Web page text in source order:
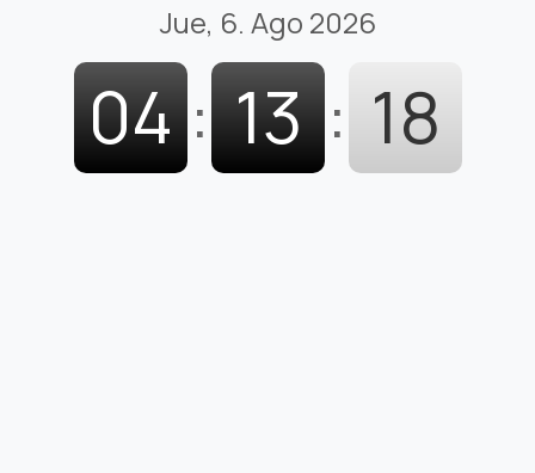
Jue, 6. Ago 2026
04 : 13 : 19